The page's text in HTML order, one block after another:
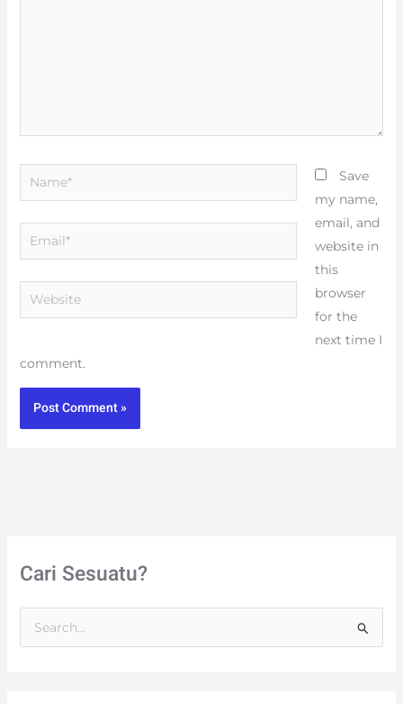
Name*
Email*
Website
Save
my name,
email, and
website in
this
browser
for the
next time I
comment.
Cari Sesuatu?